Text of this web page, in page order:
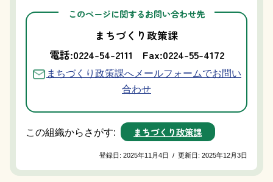
このページに関するお問い合わせ先
まちづくり政策課
電話:0224-54-2111
Fax:0224-55-4172
まちづくり政策課へメールフォームでお問い
合わせ
この組織からさがす: まちづくり政策課
登録日:2025年11月4日 / 更新日:2025年12月3日